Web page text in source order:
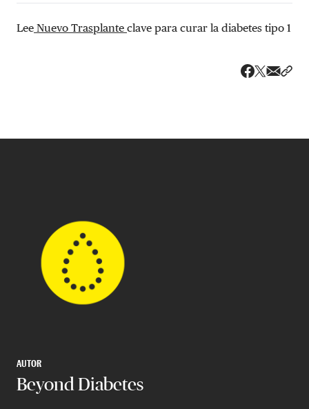
Lee Nuevo Trasplante clave para curar la diabetes tipo 1
AUTOR
Beyond Diabetes